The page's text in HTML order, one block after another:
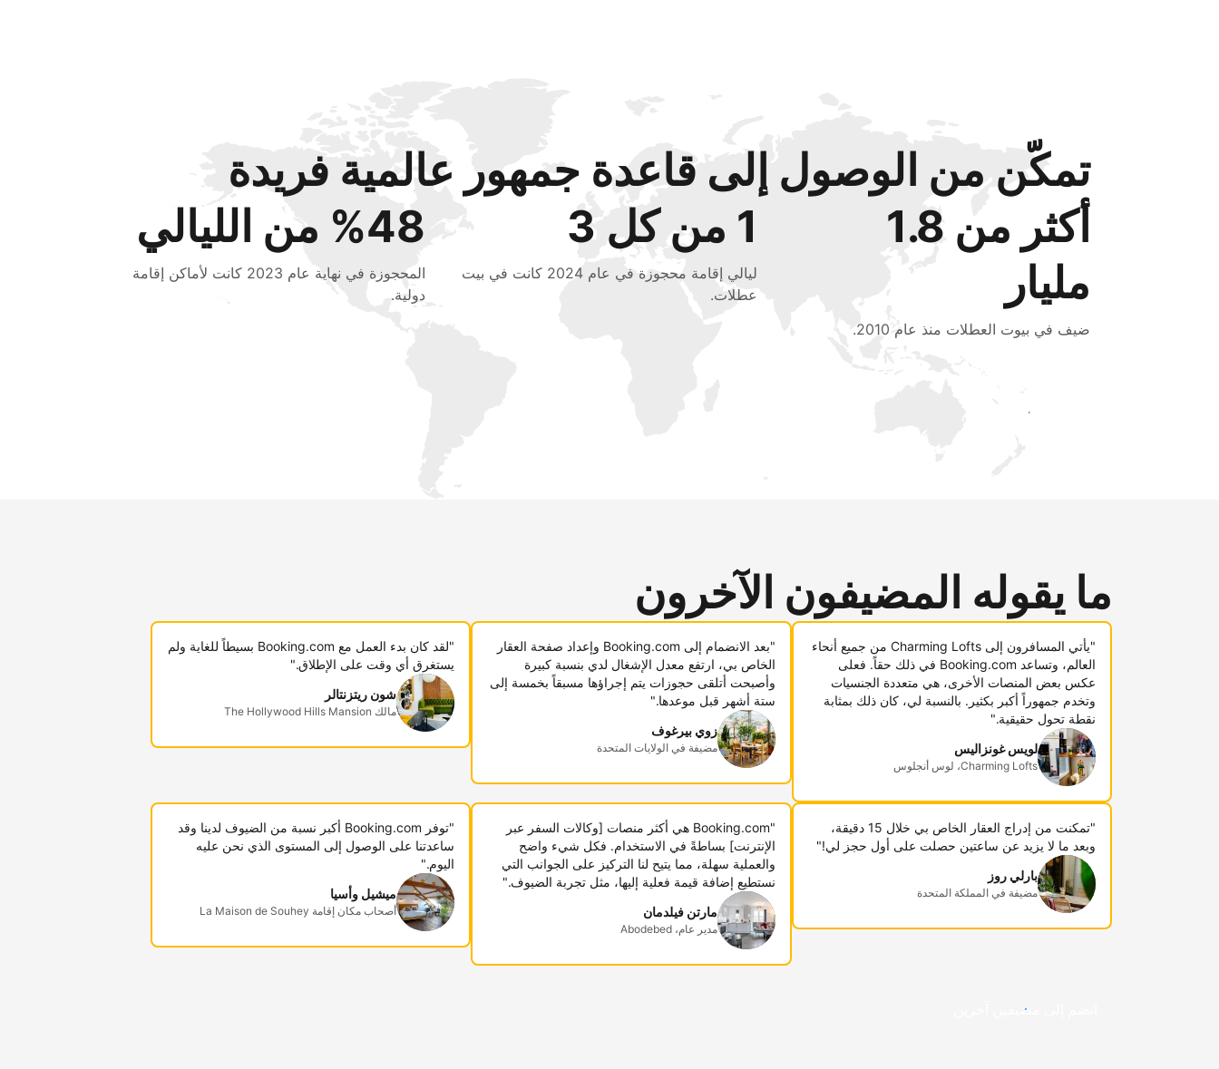
تمكّن من الوصول إلى قاعدة جمهور عالمية فريدة
أكثر من 1.8
مليار
ضيف في بيوت العطلات منذ عام 2010.
1 من كل 3
ليالي إقامة محجوزة في عام 2024 كانت في بيت
عطلات.
48‏% من الليالي
المحجوزة في نهاية عام 2023 كانت لأماكن إقامة
دولية.
اجذب ضيوف جدد اليوم
ما يقوله المضيفون الآخرون
"يأتي المسافرون إلى Charming Lofts من جميع أنحاء
العالم، وتساعد Booking.com في ذلك حقاً. فعلى
عكس بعض المنصات الأخرى، هي متعددة الجنسيات
وتخدم جمهوراً أكبر بكثير. بالنسبة لي، كان ذلك بمثابة
نقطة تحول حقيقية."
لويس غونزاليس
Charming Lofts، لوس أنجلوس
"بعد الانضمام إلى Booking.com وإعداد صفحة العقار
الخاص بي، ارتفع معدل الإشغال لدي بنسبة كبيرة
وأصبحت أتلقى حجوزات يتم إجراؤها مسبقاً بخمسة إلى
ستة أشهر قبل موعدها."
زوي بيرغوف
مضيفة في الولايات المتحدة
"لقد كان بدء العمل مع Booking.com بسيطاً للغاية ولم
يستغرق أي وقت على الإطلاق."
شون ريتزنتالر
مالك The Hollywood Hills Mansion
"تمكنت من إدراج العقار الخاص بي خلال 15 دقيقة،
وبعد ما لا يزيد عن ساعتين حصلت على أول حجز لي!"
بارلي روز
مضيفة في المملكة المتحدة
"Booking.com هي أكثر منصات [وكالات السفر عبر
الإنترنت] بساطةً في الاستخدام. فكل شيء واضح
والعملية سهلة، مما يتيح لنا التركيز على الجوانب التي
نستطيع إضافة قيمة فعلية إليها، مثل تجربة الضيوف."
مارتن فيلدمان
مدير عام، Abodebed
"توفر Booking.com أكبر نسبة من الضيوف لدينا وقد
ساعدتنا على الوصول إلى المستوى الذي نحن عليه
اليوم."
ميشيل وأسيا
أصحاب مكان إقامة La Maison de Souhey
انضم إلى مضيفين آخرين